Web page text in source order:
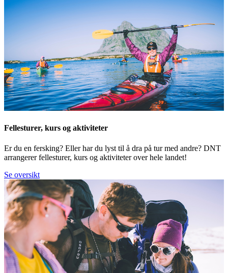
Fellesturer, kurs og aktiviteter
Er du en fersking? Eller har du lyst til å dra på tur med andre? DNT
arrangerer fellesturer, kurs og aktiviteter over hele landet!
Se oversikt